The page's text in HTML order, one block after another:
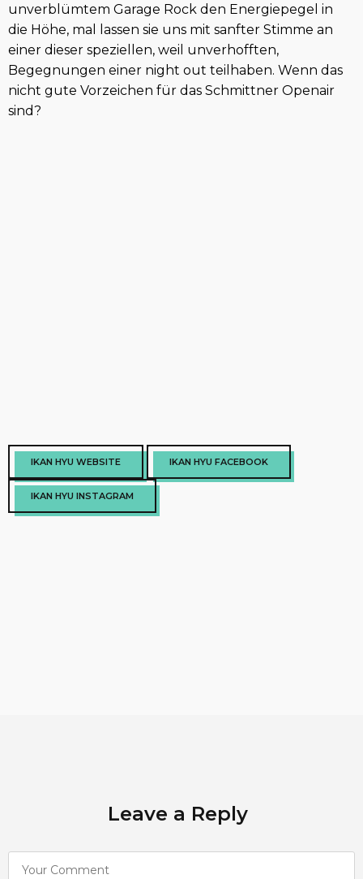
unverblümtem Garage Rock den Energiepegel in
die Höhe, mal lassen sie uns mit sanfter Stimme an
einer dieser speziellen, weil unverhofften,
Begegnungen einer night out teilhaben. Wenn das
nicht gute Vorzeichen für das Schmittner Openair
sind?
IKAN HYU WEBSITE IKAN HYU FACEBOOK
IKAN HYU INSTAGRAM
Leave a Reply